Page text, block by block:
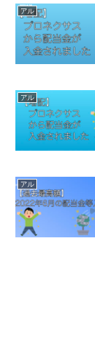
アル
アル
アル